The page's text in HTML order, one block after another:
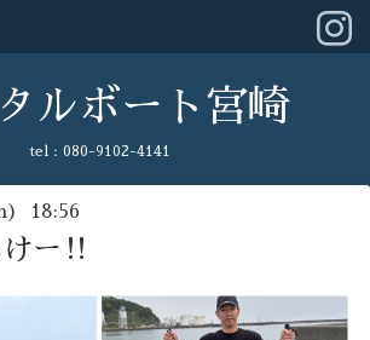
ルボート宮崎
tel : 080-9102-4141
18:56
けー‼️